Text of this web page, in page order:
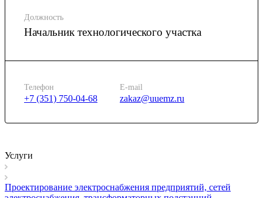
Должность
Начальник технологического участка
Телефон
+7 (351) 750-04-68
E-mail
zakaz@uuemz.ru
Услуги
Проектирование электроснабжения предприятий, сетей